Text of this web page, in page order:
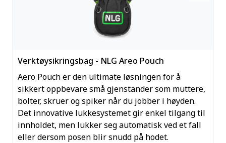
Verktøysikringsbag - NLG Areo Pouch
Aero Pouch er den ultimate løsningen for å
sikkert oppbevare små gjenstander som muttere,
bolter, skruer og spiker når du jobber i høyden.
Det innovative lukkesystemet gir enkel tilgang til
innholdet, men lukker seg automatisk ved et fall
eller dersom posen blir snudd på hodet.